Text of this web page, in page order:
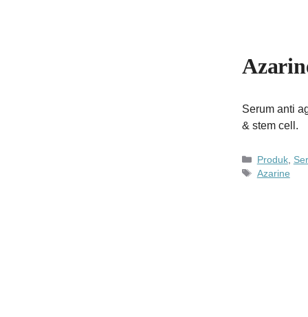
Serum anti
& stem cell.
Kategori
Produk,
Tag
Azarine